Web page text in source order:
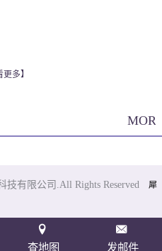
更多】
有限公司.All Rights Reserved 犀
查地图 发邮件